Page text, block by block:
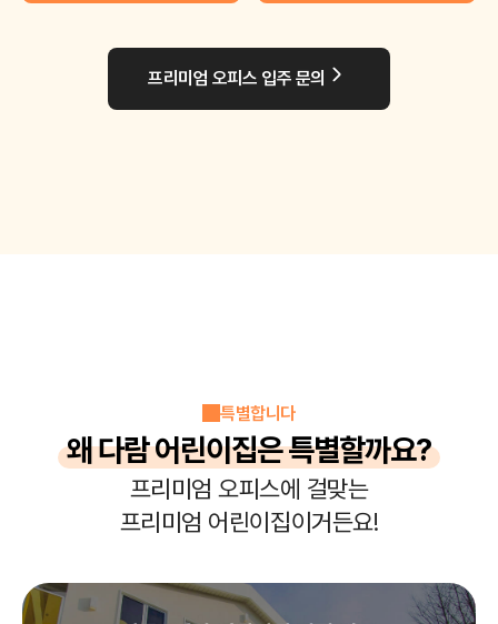
프리미엄 오피스 입주 문의
특별합니다
왜 다람 어린이집은 특별할까요?
프리미엄 오피스에 걸맞는
프리미엄 어린이집이거든요!